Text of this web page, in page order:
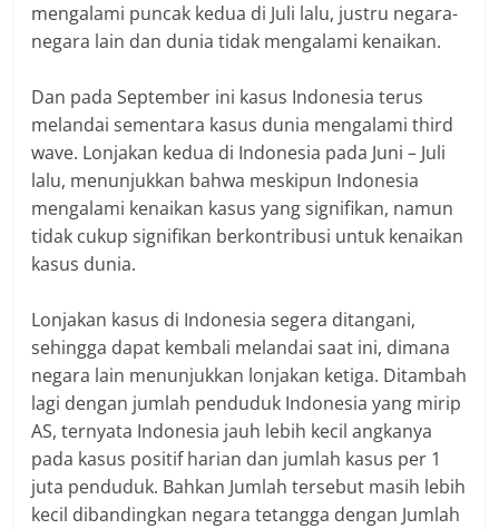
mengalami puncak kedua di Juli lalu, justru negara-
negara lain dan dunia tidak mengalami kenaikan.
Dan pada September ini kasus Indonesia terus
melandai sementara kasus dunia mengalami third
wave. Lonjakan kedua di Indonesia pada Juni – Juli
lalu, menunjukkan bahwa meskipun Indonesia
mengalami kenaikan kasus yang signifikan, namun
tidak cukup signifikan berkontribusi untuk kenaikan
kasus dunia.
Lonjakan kasus di Indonesia segera ditangani,
sehingga dapat kembali melandai saat ini, dimana
negara lain menunjukkan lonjakan ketiga. Ditambah
lagi dengan jumlah penduduk Indonesia yang mirip
AS, ternyata Indonesia jauh lebih kecil angkanya
pada kasus positif harian dan jumlah kasus per 1
juta penduduk. Bahkan Jumlah tersebut masih lebih
kecil dibandingkan negara tetangga dengan Jumlah